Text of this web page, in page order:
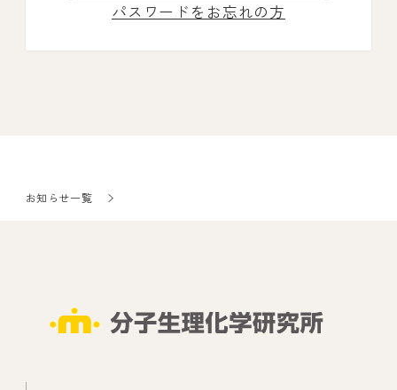
パスワードをお忘れの方
お知らせ一覧